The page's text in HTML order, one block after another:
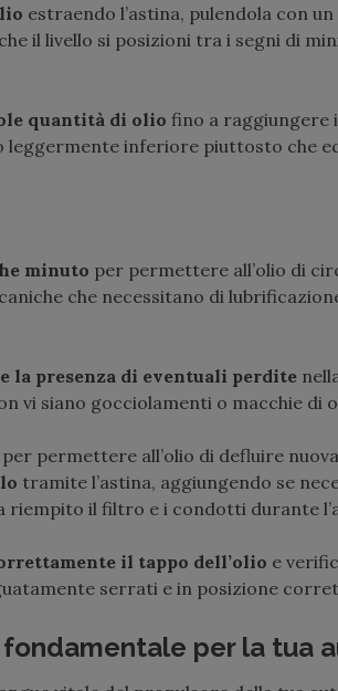
estraendo l’astina, pulendola con
il livello si posizioni tra i segni di
quantità di olio fino a raggiungere
leggermente inferiore piuttosto che
minuto per permettere all’olio di
che necessitano di
la presenza di eventuali perdite
vi siano gocciolamenti o macchie di
per permettere all’olio di defluire
tramite l’astina, aggiungendo se
riempito il filtro e i condotti durante
il tappo dell’olio e
serrati e in posizione
fondamentale per la tua